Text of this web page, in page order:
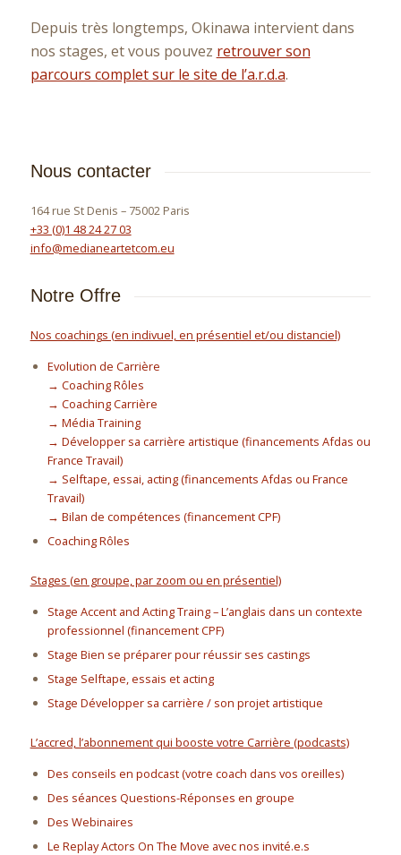
Depuis très longtemps, Okinawa intervient dans
nos stages, et vous pouvez retrouver son
parcours complet sur le site de l’a.r.d.a.
Nous contacter
164 rue St Denis – 75002 Paris
+33 (0)1 48 24 27 03
info@medianeartetcom.eu
Notre Offre
Nos coachings (en indivuel, en présentiel et/ou distanciel)
Evolution de Carrière
→ Coaching Rôles
→ Coaching Carrière
→ Média Training
→ Développer sa carrière artistique (financements Afdas ou
France Travail)
→ Selftape, essai, acting (financements Afdas ou France
Travail)
→ Bilan de compétences (financement CPF)
Coaching Rôles
Stages (en groupe, par zoom ou en présentiel)
Stage Accent and Acting Traing – L’anglais dans un contexte
professionnel (financement CPF)
Stage Bien se préparer pour réussir ses castings
Stage Selftape, essais et acting
Stage Développer sa carrière / son projet artistique
L’accred, l’abonnement qui booste votre Carrière (podcasts)
Des conseils en podcast (votre coach dans vos oreilles)
Des séances Questions-Réponses en groupe
Des Webinaires
Le Replay Actors On The Move avec nos invité.e.s